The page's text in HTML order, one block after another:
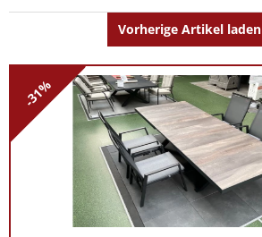
und
persönliche
Beratung?
Unser
Experte
Goldammer
Vorherige Artikel laden
-31%